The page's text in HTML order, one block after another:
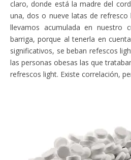
claro, donde está la madre del
una, dos o nueve latas de
llevamos acumulada en nuestro
barriga, porque al tenerla en
significativos, se beban refescos
las personas obesas las que
refrescos light. Existe correlación,